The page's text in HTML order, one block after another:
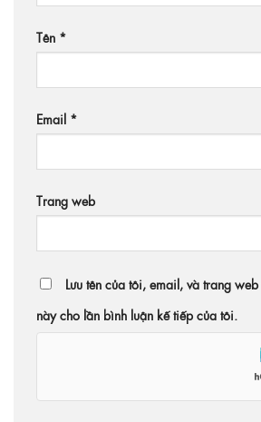
Tên *
Email *
Trang web
Lưu tên của tôi, email, và trang
này cho lần bình luận kế tiếp của tôi.